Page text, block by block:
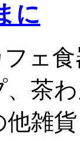
に
ェ
茶
他雑貨